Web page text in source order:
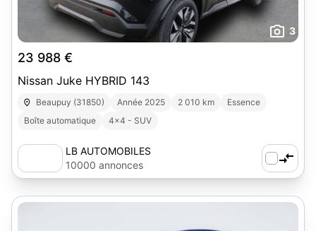
3
23 988 €
Nissan Juke HYBRID 143
Beaupuy (31850) Année 2025 2 010 km
Essence
Boîte automatique
4x4 - SUV
LB AUTOMOBILES
10000 annonces